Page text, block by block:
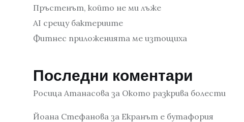
Пръстенът, който не ми лъже
AI срещу бактериите
Фитнес приложенията ме изтощиха
Последни коментари
Росица Атанасова за Окото разкрива болести
Йоана Стефанова за Екранът е бутафория